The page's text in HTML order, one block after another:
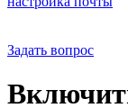
Задать вопрос